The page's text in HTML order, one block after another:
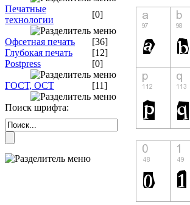
Печатные
технологии
[0]
Офсетная печать
[36]
Глубокая печать
[12]
Postpress
[0]
ГОСТ, ОСТ [11]
Поиск шрифта: